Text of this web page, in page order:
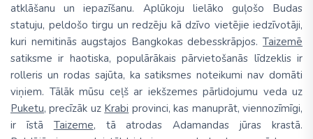
atklāšanu un iepazīšanu. Aplūkoju lielāko guļošo Budas
statuju, peldošo tirgu un redzēju kā dzīvo vietējie iedzīvotāji,
kuri nemitinās augstajos Bangkokas debesskrāpjos. Taizemē
satiksme ir haotiska, populārākais pārvietošanās līdzeklis ir
rolleris un rodas sajūta, ka satiksmes noteikumi nav domāti
viņiem. Tālāk mūsu ceļš ar iekšzemes pārlidojumu veda uz
Puketu, precīzāk uz Krabi provinci, kas manuprāt, viennozīmīgi,
ir īstā Taizeme, tā atrodas Adamandas jūras krastā.